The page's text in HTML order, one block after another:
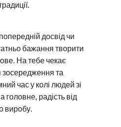
досвід чи
бажання творити
На тебе чекає
зосередження та
час у колі людей зі
радість від
виробу.